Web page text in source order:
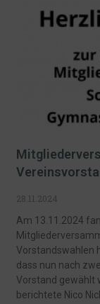
28.11.2024
Am 13.11.2024
Vorstandswahlen
dass nun nach
Vorstand gewählt
berichtete Nico